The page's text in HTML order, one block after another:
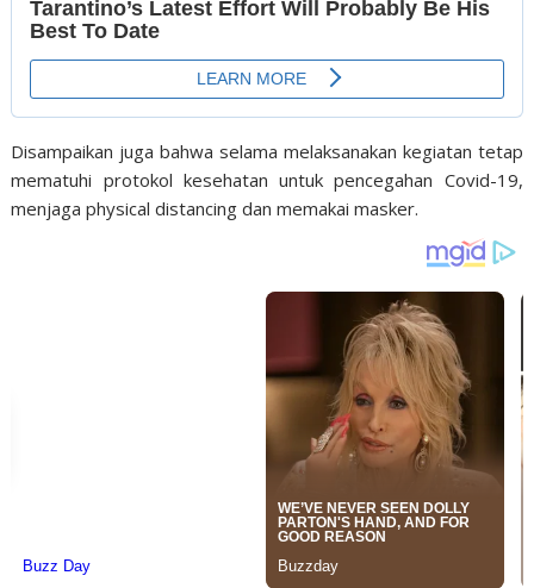
Disampaikan juga bahwa selama melaksanakan kegiatan tetap
mematuhi protokol kesehatan untuk pencegahan Covid-19,
menjaga physical distancing dan memakai masker.